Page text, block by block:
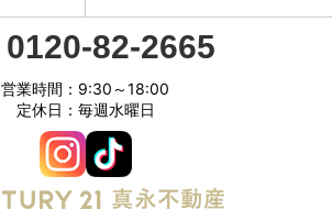
0120-82-2665
営業時間：9:30～18:00
定休日：毎週水曜日